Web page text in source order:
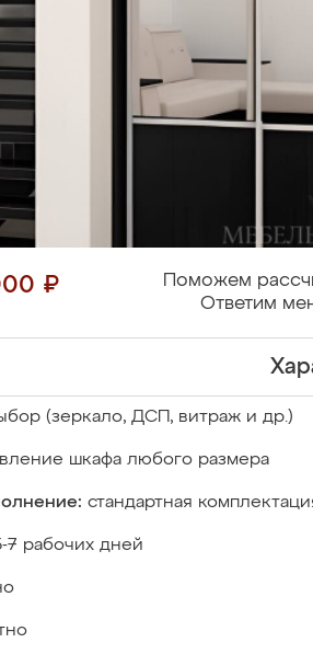
₽
Поможем
Ответим
(зеркало, ДСП, витраж и др.)
шкафа любого размера
стандартная
7 рабочих дней